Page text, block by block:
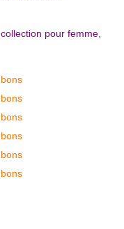
, collection pour femme,